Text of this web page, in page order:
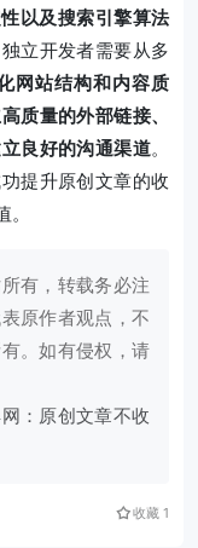
以及搜索引擎算法
立开发者需要从多
网站结构和内容质
质量的外部链接、
良好的沟通渠道。
提升原创文章的收
有，转载务必注
原作者观点，不
。如有侵权，请
：原创文章不收
收藏 1